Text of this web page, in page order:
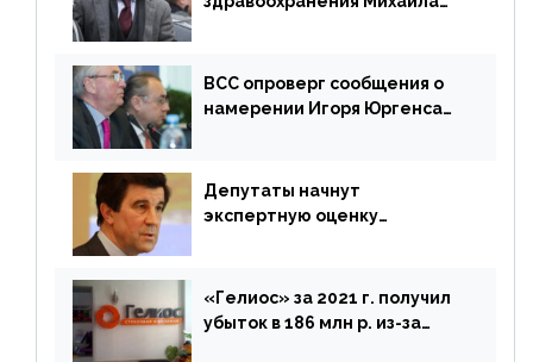
ВСС опроверг сообщения о
намерении Игоря Юргенса
Депутаты начнут
экспертную оценку
«Гелиос» за 2021 г. получил
убыток в 186 млн р. из-за